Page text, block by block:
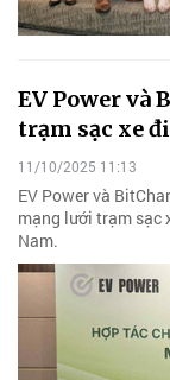
EV Power và
trạm sạc xe
11/10/2025 11:13
EV Power và
mạng lưới trạm sạc
Nam.